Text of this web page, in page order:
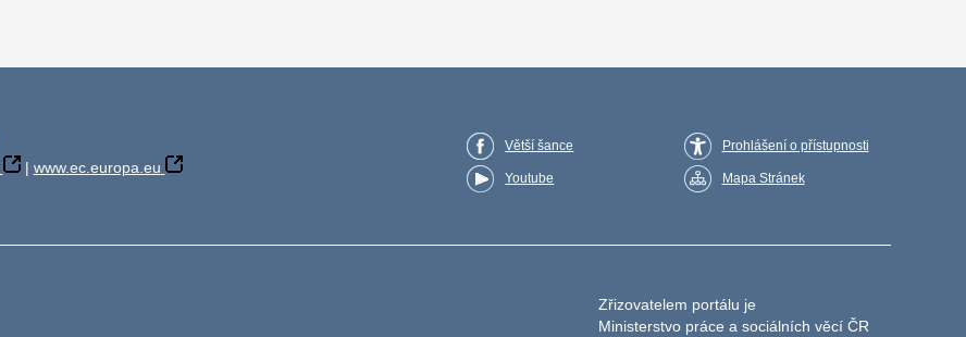
| www.ec.europa.eu
Větší šance
Youtube
Prohlášení o přístupnosti
Mapa Stránek
Zřizovatelem portálu je
Ministerstvo práce a sociálních věcí ČR